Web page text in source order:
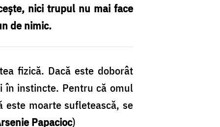
nici trupul nu mai face
de nimic.
fizică. Dacă este doborât
în instincte. Pentru că omul
moarte sufletească, se
Papacioc)